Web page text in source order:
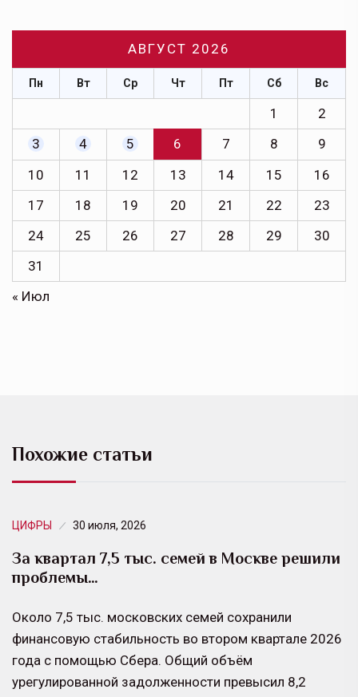
АВГУСТ 2026
Пн Вт Ср Чт Пт Сб Вс
1
2
3
4 5 6 7 8
9
10
11 12 13 14 15
16
17
18 19 20 21 22
23
24
25 26 27 28 29
30
31
« Июл
Похожие статьи
ЦИФРЫ 30 июля, 2026
За квартал 7,5 тыс. семей в Москве решили
проблемы…
Около 7,5 тыс. московских семей сохранили
финансовую стабильность во втором квартале 2026
года с помощью Сбера. Общий объём
урегулированной задолженности превысил 8,2